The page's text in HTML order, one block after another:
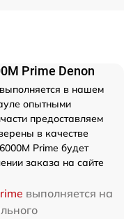
Prime Denon
выполняется в нашем
опытными
предоставляем
в качестве
Prime будет
заказа на сайте
выполняется на